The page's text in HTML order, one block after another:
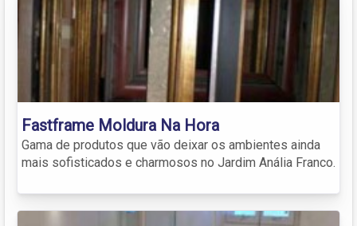
Fastframe Moldura Na Hora
Gama de produtos que vão deixar os ambientes ainda
mais sofisticados e charmosos no Jardim Anália Franco.